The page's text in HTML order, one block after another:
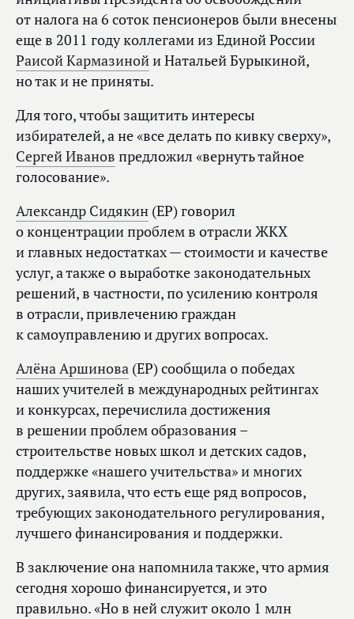
от налога на 6 соток пенсионеров были внесены
еще в 2011 году коллегами из Единой России
Раисой Кармазинойи Натальей Бурыкиной,
но так и не приняты.
Для того, чтобы защитить интересы
избирателей, а не «все делать по кивку сверху»,
Сергей Иванов предложил «вернуть тайное
голосование».
Александр Сидякин (ЕР) говорил
о концентрации проблем в отрасли ЖКХ
и главных недостатках — стоимости и качестве
услуг, а также о выработке законодательных
решений, в частности, по усилению контроля
в отрасли, привлечению граждан
к самоуправлению и других вопросах.
Алёна Аршинова (ЕР) сообщила о победах
наших учителей в международных рейтингах
и конкурсах, перечислила достижения
в решении проблем образования –
строительстве новых школ и детских садов,
поддержке «нашего учительства» и многих
других, заявила, что есть еще ряд вопросов,
требующих законодательного регулирования,
лучшего финансирования и поддержки.
В заключение она напомнила также, что армия
сегодня хорошо финансируется, и это
правильно. «Но в ней служит около 1 млн